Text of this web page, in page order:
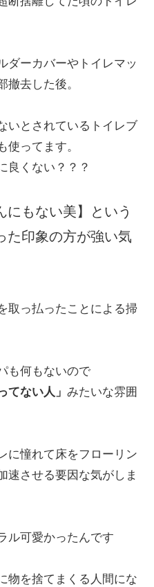
ダーカバーやトイレマッ
撤去した後。
いとされているトイレブ
使ってます。
良くない？？？
にもない美】という
た印象の方が強い気
取っ払ったことによる掃
も何もないので
てない人」 みたいな雰囲
に憧れて床をフローリン
速させる要因な気がしま
ル可愛かったんです
物を捨てまくる人間にな